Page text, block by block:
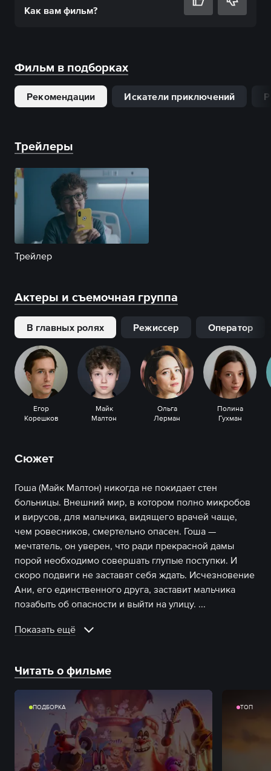
Как вам фильм?
Фильм в подборках
Рекомендации Искатели приключений
Трейлеры
Трейлер
Актеры и съемочная группа
В главных ролях Режиссер Оператор
Егор
Корешков
Майк
Малтон
Ольга
Лерман
Полина
Гухман
Сюжет
Гоша (Майк Малтон) никогда не покидает стен
больницы. Внешний мир, в котором полно микробов
и вирусов, для мальчика, видящего врачей чаще,
чем ровесников, смертельно опасен. Гоша —
мечтатель, он уверен, что ради прекрасной дамы
порой необходимо совершать глупые поступки. И
скоро подвиги не заставят себя ждать. Исчезновение
Ани, его единственного друга, заставит мальчика
позабыть об опасности и выйти на улицу. ...
Показать ещё
Читать о фильме
ПОДБОРКА ТОП